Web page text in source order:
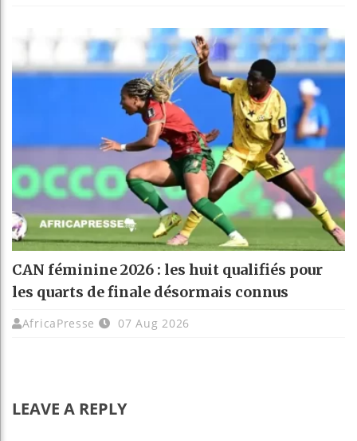
CAN féminine 2026 : les huit qualifiés pour
les quarts de finale désormais connus
AfricaPresse 07 Aug 2026
LEAVE A REPLY